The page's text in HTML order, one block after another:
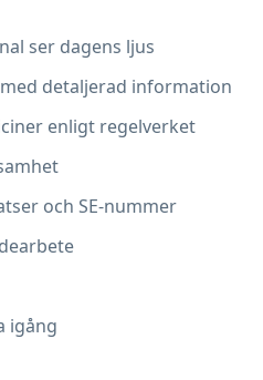
ser dagens ljus
detaljerad information
enligt regelverket
och SE-nummer
igång